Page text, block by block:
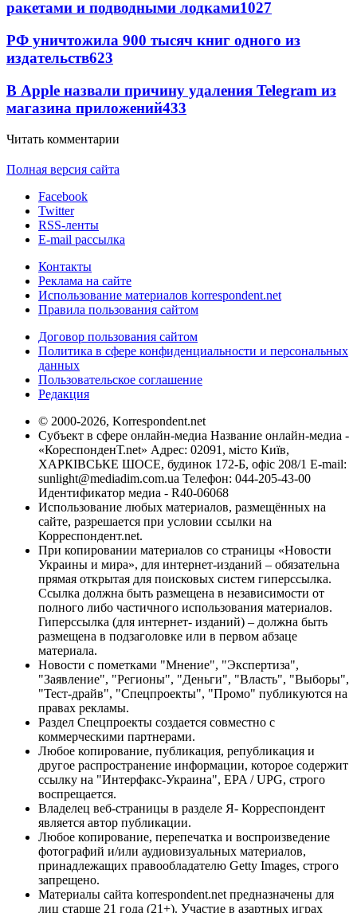
ракетами и подводными лодками1027
РФ уничтожила 900 тысяч книг одного из
издательств623
В Apple назвали причину удаления Telegram из
магазина приложений433
Читать комментарии
Полная версия сайта
Facebook
Twitter
RSS-ленты
E-mail рассылка
Контакты
Реклама на сайте
Использование материалов korrespondent.net
Правила пользования сайтом
Договор пользования сайтом
Политика в сфере конфиденциальности и персональных
данных
Пользовательское соглашение
Редакция
© 2000-2026, Korrespondent.net
Субъект в сфере онлайн-медиа Название онлайн-медиа -
«КореспонденТ.net» Адрес: 02091, місто Київ,
ХАРКІВСЬКЕ ШОСЕ, будинок 172-Б, офіс 208/1 E-mail:
sunlight@mediadim.com.ua Телефон: 044-205-43-00
Идентификатор медиа - R40-06068
Использование любых материалов, размещённых на
сайте, разрешается при условии ссылки на
Корреспондент.net.
При копировании материалов со страницы «Новости
Украины и мира», для интернет-изданий – обязательна
прямая открытая для поисковых систем гиперссылка.
Ссылка должна быть размещена в независимости от
полного либо частичного использования материалов.
Гиперссылка (для интернет- изданий) – должна быть
размещена в подзаголовке или в первом абзаце
материала.
Новости с пометками "Мнение", "Экспертиза",
"Заявление", "Регионы", "Деньги", "Власть", "Выборы",
"Тест-драйв", "Спецпроекты", "Промо" публикуются на
правах рекламы.
Раздел Спецпроекты создается совместно с
коммерческими партнерами.
Любое копирование, публикация, републикация и
другое распространение информации, которое содержит
ссылку на "Интерфакс-Украина", EPA / UPG, строго
воспрещается.
Владелец веб-страницы в разделе Я- Корреспондент
является автор публикации.
Любое копирование, перепечатка и воспроизведение
фотографий и/или аудиовизуальных материалов,
принадлежащих правообладателю Getty Images, строго
запрещено.
Материалы сайта korrespondent.net предназначены для
лиц старше 21 года (21+). Участие в азартных играх